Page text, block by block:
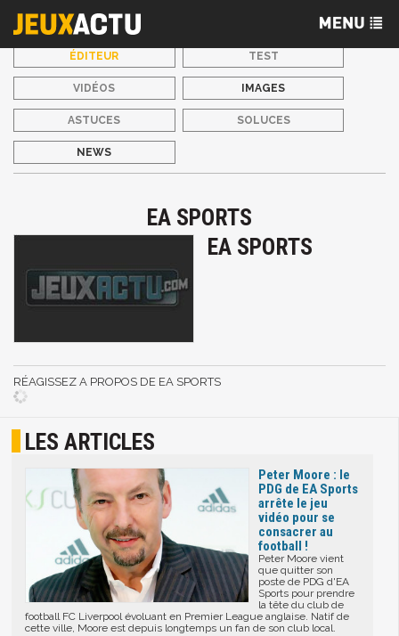
ÉDITEUR TEST
VIDÉOS IMAGES
ASTUCES SOLUCES
NEWS
EA SPORTS
EA SPORTS
RÉAGISSEZ A PROPOS DE EA SPORTS
LES ARTICLES
Peter Moore : le
PDG de EA Sports
arrête le jeu
vidéo pour se
consacrer au
football !
Peter Moore vient
que quitter son
poste de PDG d'EA
Sports pour prendre
la tête du club de
football FC Liverpool évoluant en Premier League anglaise. Natif de
cette ville, Moore est depuis longtemps un fan de son club local.